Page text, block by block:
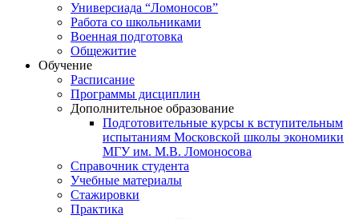
Универсиада “Ломоносов”
Работа со школьниками
Военная подготовка
Общежитие
Обучение
Расписание
Программы дисциплин
Дополнительное образование
Подготовительные курсы к вступительным
испытаниям Московской школы экономики
МГУ им. М.В. Ломоносова
Справочник студента
Учебные материалы
Стажировки
Практика